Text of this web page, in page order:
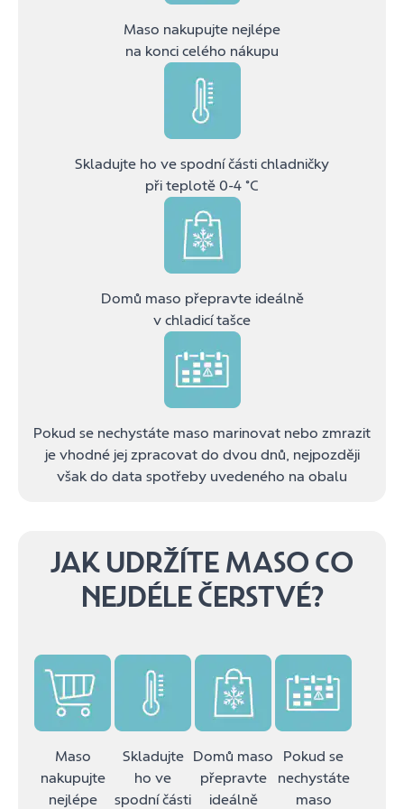
Maso nakupujte nejlépe
na konci celého nákupu
Skladujte ho ve spodní části chladničky
při teplotě 0-4 ˚C
Domů maso přepravte ideálně
v chladicí tašce
Pokud se nechystáte maso marinovat nebo zmrazit
je vhodné jej zpracovat do dvou dnů, nejpozději
však do data spotřeby uvedeného na obalu
JAK UDRŽÍTE MASO CO
NEJDÉLE ČERSTVÉ?
Maso
nakupujte
nejlépe
Skladujte
ho ve
spodní části
Domů maso
přepravte
ideálně
Pokud se
nechystáte
maso